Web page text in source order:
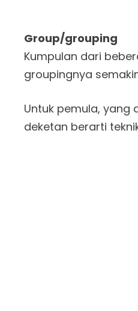
Group/grouping
Kumpulan dari
groupingnya
Untuk pemula, yang
deketan berarti